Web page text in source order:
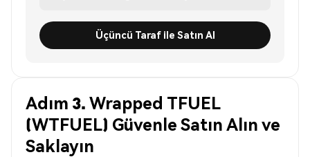
Üçüncü Taraf ile Satın Al
Adım 3. Wrapped TFUEL
(WTFUEL) Güvenle Satın Alın ve
Saklayın